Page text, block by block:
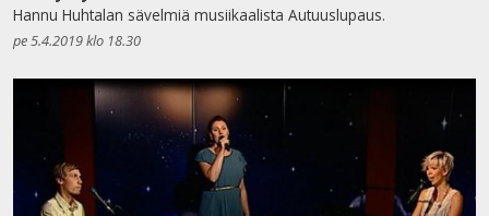
Hannu Huhtalan sävelmiä musiikaalista Autuuslupaus.
pe 5.4.2019 klo 18.30